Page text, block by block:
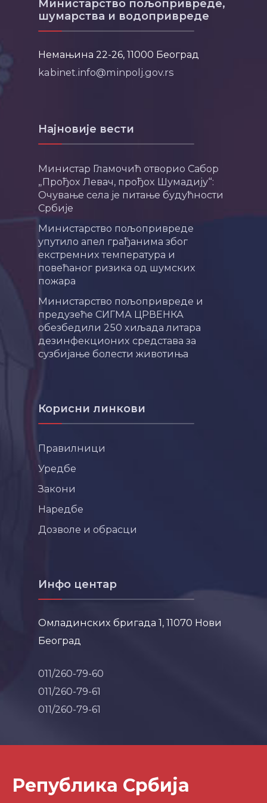
Министарство пољопривреде,
шумарства и водопривреде
Немањина 22-26, 11000 Београд
kabinet.info@minpolj.gov.rs
Најновије вести
Министар Гламочић отворио Сабор
„Прођох Левач, прођох Шумадију“:
Очување села је питање будућности
Србије
Министарство пољопривреде
упутило апел грађанима због
екстремних температура и
повећаног ризика од шумских
пожара
Министарство пољопривреде и
предузеће СИГМА ЦРВЕНКА
обезбедили 250 хиљада литара
дезинфекционих средстава за
сузбијање болести животиња
Корисни линкови
Правилници
Уредбе
Закони
Наредбе
Дозволе и обрасци
Инфо центар
Омладинских бригада 1, 11070 Нови
Београд
011/260-79-60
011/260-79-61
011/260-79-61
Република Србија